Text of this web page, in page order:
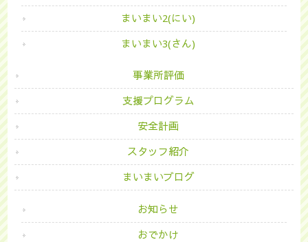
まいまい2(にい)
まいまい3(さん)
事業所評価
支援プログラム
安全計画
スタッフ紹介
まいまいブログ
お知らせ
おでかけ